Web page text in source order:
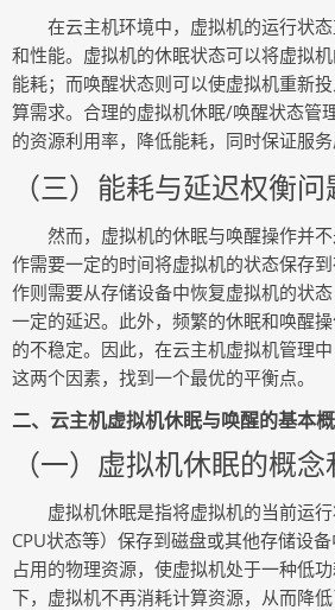
在云主机环境中，虚拟机的运行状
和性能。虚拟机的休眠状态可以将虚拟
能耗；而唤醒状态则可以使虚拟机重新
算需求。合理的虚拟机休眠/唤醒状态管
的资源利用率，降低能耗，同时保证服务
（三）能耗与延迟权衡
然而，虚拟机的休眠与唤醒操作并
作需要一定的时间将虚拟机的状态保存
作则需要从存储设备中恢复虚拟机的状
一定的延迟。此外，频繁的休眠和唤醒
的不稳定。因此，在云主机虚拟机管理
这两个因素，找到一个最优的平衡点。
二、云主机虚拟机休眠与唤醒的基本
（一）虚拟机休眠的概
虚拟机休眠是指将虚拟机的当前运行
CPU状态等）保存到磁盘或其他存储设
占用的物理资源，使虚拟机处于一种低
下，虚拟机不再消耗计算资源，从而降